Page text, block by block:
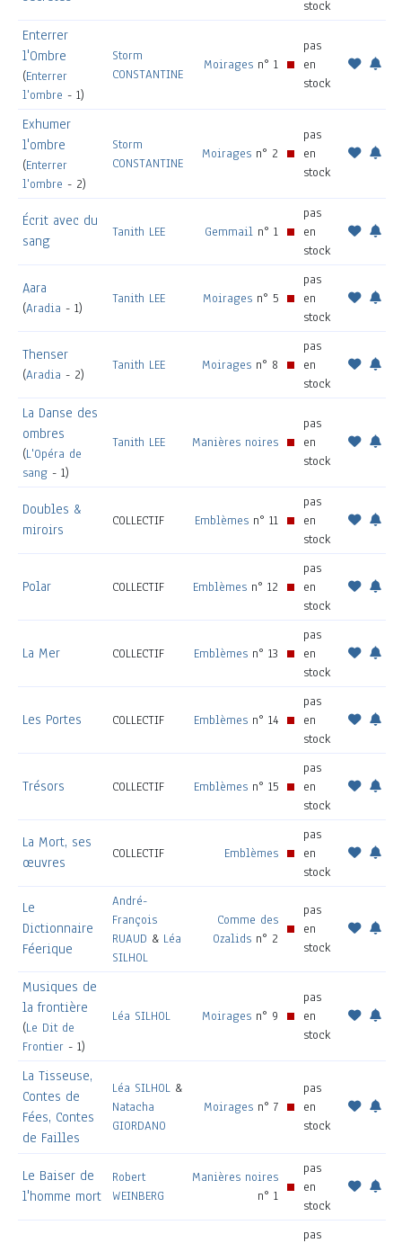
stock
Enterrer
l'Ombre
(Enterrer
l'ombre - 1)
Storm
CONSTANTINE
Moirages n° 1
pas
en
stock
Exhumer
l'ombre
(Enterrer
l'ombre - 2)
Storm
CONSTANTINE
Moirages n° 2
pas
en
stock
Écrit avec du
sang
Tanith LEE Gemmail n° 1
pas
en
stock
Aara
(Aradia - 1)
Tanith LEE Moirages n° 5
pas
en
stock
Thenser
(Aradia - 2)
Tanith LEE Moirages n° 8
pas
en
stock
La Danse des
ombres
(L'Opéra de
sang - 1)
Tanith LEE Manières noires
pas
en
stock
Doubles &
miroirs
COLLECTIF Emblèmes n° 11
pas
en
stock
Polar COLLECTIF Emblèmes n° 12
pas
en
stock
La Mer COLLECTIF Emblèmes n° 13
pas
en
stock
Les Portes COLLECTIF Emblèmes n° 14
pas
en
stock
Trésors COLLECTIF Emblèmes n° 15
pas
en
stock
La Mort, ses
œuvres
COLLECTIF Emblèmes
pas
en
stock
Le
Dictionnaire
Féerique
André-
François
RUAUD & Léa
SILHOL
Comme des
Ozalids n° 2
pas
en
stock
Musiques de
la frontière
(Le Dit de
Frontier - 1)
Léa SILHOL Moirages n° 9
pas
en
stock
La Tisseuse,
Contes de
Fées, Contes
de Failles
Léa SILHOL &
Natacha
GIORDANO
Moirages n° 7
pas
en
stock
Le Baiser de
l'homme mort
Robert
WEINBERG
Manières noires
n° 1
pas
en
stock
pas